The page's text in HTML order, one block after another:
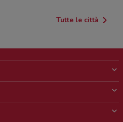
Tutte le città